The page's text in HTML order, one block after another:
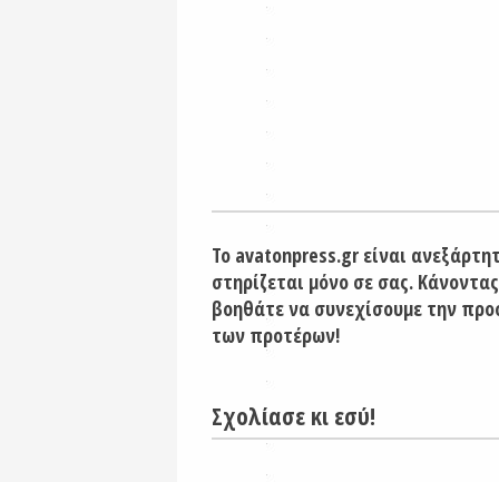
Το avatonpress.gr είναι
στηρίζεται μόνο σε σας.
βοηθάτε να συνεχίσουμε την
των προτέρων!
Σχολίασε κι εσύ!